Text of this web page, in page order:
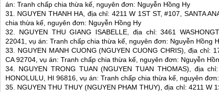
án: Tranh chấp chia thừa kế, nguyên đơn: Nguyễn Hồng Hy
31. NGUYEN THANH HA, địa chỉ: 4211 W 1ST ST, #107, SANTA
chia thừa kế, nguyên đơn: Nguyễn Hồng Hy
32. NGUYEN THU GIANG ISABELLE, địa chỉ: 3461
22041, vụ án: Tranh chấp chia thừa kế, nguyên đơn: Nguyễn Hồng
33. NGUYEN MANH CUONG (NGUYEN CUONG CHRIS), địa chỉ:
CA 92704, vụ án: Tranh chấp chia thừa kế, nguyên đơn: Nguyễn
34. NGUYEN TRONG TUAN (NGUYEN TUAN THOMAS), địa
HONOLULU, HI 96816, vụ án: Tranh chấp chia thừa kế, nguyên
35. NGUYEN THU THUY (NGUYEN PHAM THUY), địa chỉ: 4211 W